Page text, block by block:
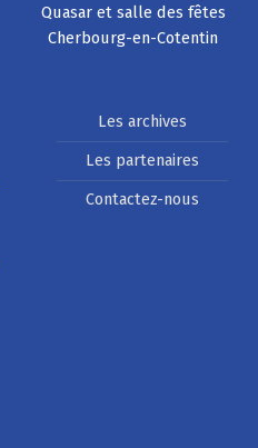
Quasar et salle des fêtes
Cherbourg-en-Cotentin
Les archives
Les partenaires
Contactez-nous